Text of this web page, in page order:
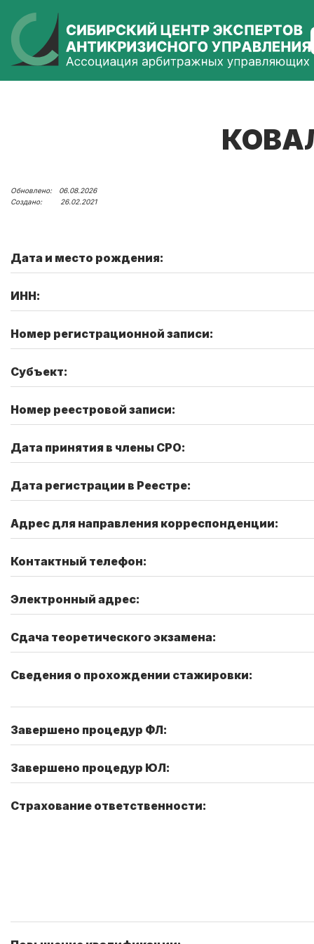
06.08.2026
26.02.2021
Дата и место рождения:
ИНН:
Номер регистрационной записи:
Субъект:
Номер реестровой записи:
Дата принятия в члены СРО:
Дата регистрации в Реестре:
Адрес для направления корреспонденции:
Контактный телефон:
Электронный адрес:
Сдача теоретического экзамена:
Сведения о прохождении стажировки:
Завершено процедур ФЛ:
Завершено процедур ЮЛ:
Страхование ответственности: